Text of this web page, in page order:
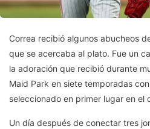
Correa recibió algunos abucheos
que se acercaba al plato. Fue un
la adoración que recibió durante
Maid Park en siete temporadas
seleccionado en primer lugar en el
Un día después de conectar tres